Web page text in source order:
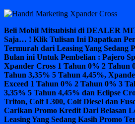
Beli Mobil Mitsubishi di DEALER
Saja… ! Klik Tulisan Ini Dapatkan
Termurah dari Leasing Yang Sedang
Bulan ini Untuk Pembelian : Pajero
Xpander Cross 1 Tahun 0% 2 Tahun
Tahun 3,35% 5 Tahun 4,45%,
Exceed 1 Tahun 0% 2 Tahun 0% 3
3,35% 5 Tahun 4,45% dan Eclipse
Triton, Colt L300, Colt Diesel dan
Carikan Promo Kredit Dari Belasan
Leasing Yang Sedang Kasih Promo